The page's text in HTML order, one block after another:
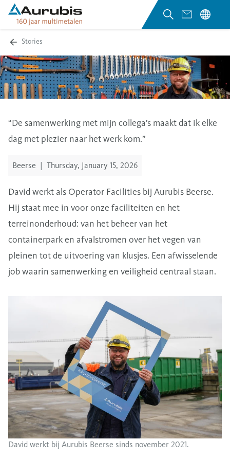
Stories
“De samenwerking met mijn collega’s maakt dat ik elke
dag met plezier naar het werk kom.”
Beerse | Thursday, January 15, 2026
David werkt als Operator Facilities bij Aurubis Beerse.
Hij staat mee in voor onze faciliteiten en het
terreinonderhoud: van het beheer van het
containerpark en afvalstromen over het vegen van
pleinen tot de uitvoering van klusjes. Een afwisselende
job waarin samenwerking en veiligheid centraal staan.
David werkt bij Aurubis Beerse sinds november 2021.